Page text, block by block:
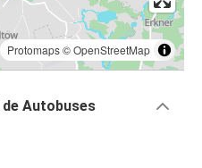
Protomaps©OpenStreetMap
Autobuses